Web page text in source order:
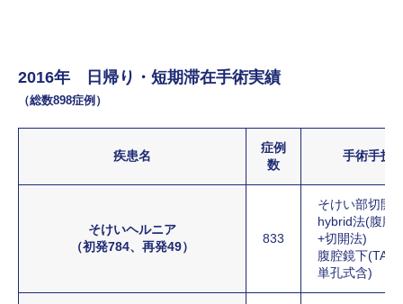
2016年 日帰り・短期滞在手術実績
（総数898症例）
疾患名
症例
数
手術手技
そけいヘルニア
（初発784、再発49）
833
そけい部切開
hybrid法(腹腔
+切開法)
腹腔鏡下
単孔式含)